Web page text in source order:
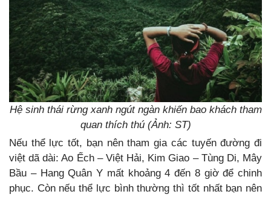
Hệ sinh thái rừng xanh ngút ngàn khiến bao khách tham
quan thích thú (Ảnh: ST)
Nếu thể lực tốt, bạn nên tham gia các tuyến đường đi
việt dã dài: Ao Ếch – Việt Hải, Kim Giao – Tùng Di, Mây
Bầu – Hang Quân Y mất khoảng 4 đến 8 giờ để chinh
phục. Còn nếu thể lực bình thường thì tốt nhất bạn nên